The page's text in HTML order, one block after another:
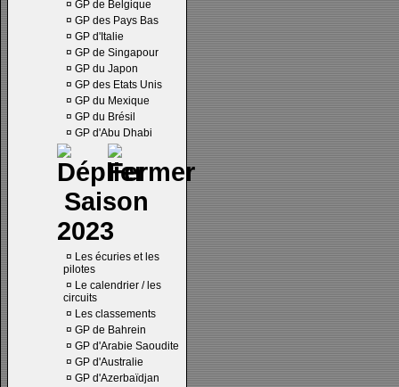
¤ GP de Belgique
¤ GP des Pays Bas
¤ GP d'Italie
¤ GP de Singapour
¤ GP du Japon
¤ GP des Etats Unis
¤ GP du Mexique
¤ GP du Brésil
¤ GP d'Abu Dhabi
Saison
2023
¤ Les écuries et les
pilotes
¤ Le calendrier / les
circuits
¤ Les classements
¤ GP de Bahrein
¤ GP d'Arabie Saoudite
¤ GP d'Australie
¤ GP d'Azerbaïdjan